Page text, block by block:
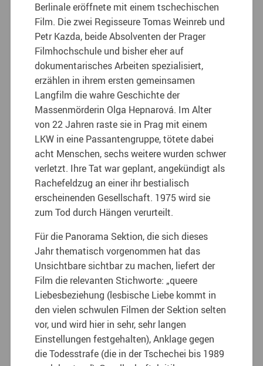
Berlinale eröffnete mit einem tschechischen
Film. Die zwei Regisseure Tomas Weinreb und
Petr Kazda, beide Absolventen der Prager
Filmhochschule und bisher eher auf
dokumentarisches Arbeiten spezialisiert,
erzählen in ihrem ersten gemeinsamen
Langfilm die wahre Geschichte der
Massenmörderin Olga Hepnarová. Im Alter
von 22 Jahren raste sie in Prag mit einem
LKW in eine Passantengruppe, tötete dabei
acht Menschen, sechs weitere wurden schwer
verletzt. Ihre Tat war geplant, angekündigt als
Rachefeldzug an einer ihr bestialisch
erscheinenden Gesellschaft. 1975 wird sie
zum Tod durch Hängen verurteilt.
Für die Panorama Sektion, die sich dieses
Jahr thematisch vorgenommen hat das
Unsichtbare sichtbar zu machen, liefert der
Film die relevanten Stichworte: „queere
Liebesbeziehung (lesbische Liebe kommt in
den vielen schwulen Filmen der Sektion selten
vor, und wird hier in sehr, sehr langen
Einstellungen festgehalten), Anklage gegen
die Todesstrafe (die in der Tschechei bis 1989